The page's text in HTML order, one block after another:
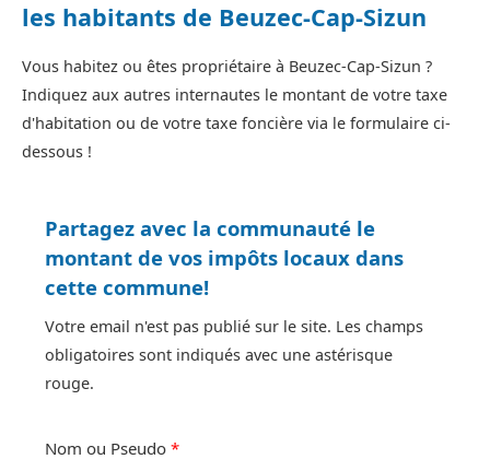
les habitants de Beuzec-Cap-Sizun
Vous habitez ou êtes propriétaire à Beuzec-Cap-Sizun ?
Indiquez aux autres internautes le montant de votre taxe
d'habitation ou de votre taxe foncière via le formulaire ci-
dessous !
Partagez avec la communauté le
montant de vos impôts locaux dans
cette commune!
Votre email n'est pas publié sur le site. Les champs
obligatoires sont indiqués avec une astérisque
rouge.
Nom ou Pseudo *